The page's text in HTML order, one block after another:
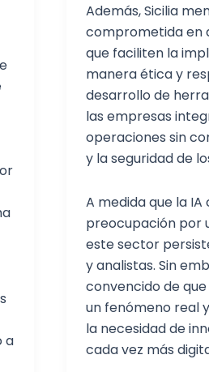
a
Además, Sicilia
comprometida en
que faciliten la
manera ética y
desarrollo de
las empresas
operaciones sin
y la seguridad de
A medida que la
preocupación por
este sector
y analistas. Sin
convencido de
un fenómeno real
la necesidad de
cada vez más